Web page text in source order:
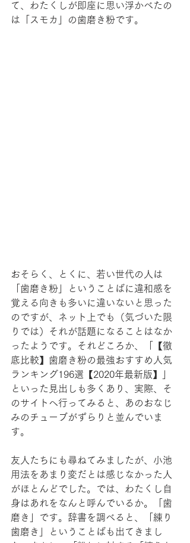
て、わたくしが即座に思い浮かべたの
は「スモカ」の歯磨き粉です。
おそらく、とくに、若い世代の人は
「歯磨き粉」ということばに違和感を
覚える向きも多いに違いないと思った
のですが、ネット上でも（気づいた限
りでは）それが話題になることはなか
ったようです。それどころか、「【徹
底比較】歯磨き粉の最強おすすめ人気
ランキング196選【2020年最新版】」
といった見出しも多くあり、実際、そ
のサイトへ行ってみると、あのおなじ
みのチューブがずらりと並んでいま
す。
友人たちにも尋ねてみましたが、小池
用法をあまり変だとは感じなかった人
がほとんどでした。では、わたくし自
身はあれをなんと呼んでいるか。「歯
磨き」です。辞書を調べると、「練り
歯磨き」ということばも出てきまし